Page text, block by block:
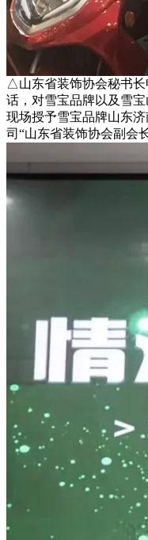
△山东省装饰协会秘书
话，对雪宝品牌以及雪
现场授予雪宝品牌山东
司“山东省装饰协会副会